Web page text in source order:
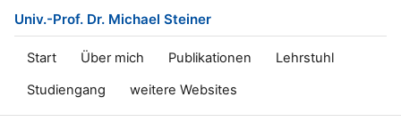
Univ.-Prof. Dr. Michael Steiner
Start Über mich Publikationen
Lehrstuhl
Studiengang
weitere Websites